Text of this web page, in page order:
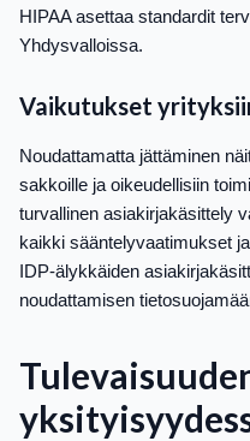
HIPAA asettaa standardit
Yhdysvalloissa.
Vaikutukset
Noudattamatta jättäminen
sakkoille ja oikeudellisiin
turvallinen asiakirjakäsittely
kaikki sääntelyvaatimukset
IDP-älykkäiden
noudattamisen